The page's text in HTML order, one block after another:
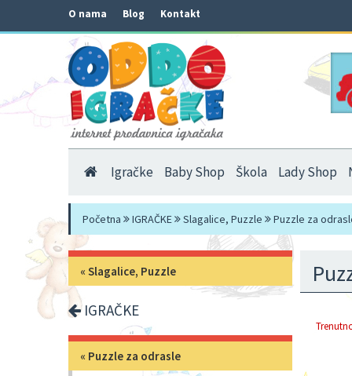
O nama Blog Kontakt
Igračke Baby Shop Škola Lady Shop
Početna IGRAČKE Slagalice, Puzzle Puzzle za
« Slagalice, Puzzle
IGRAČKE
« Puzzle za odrasle